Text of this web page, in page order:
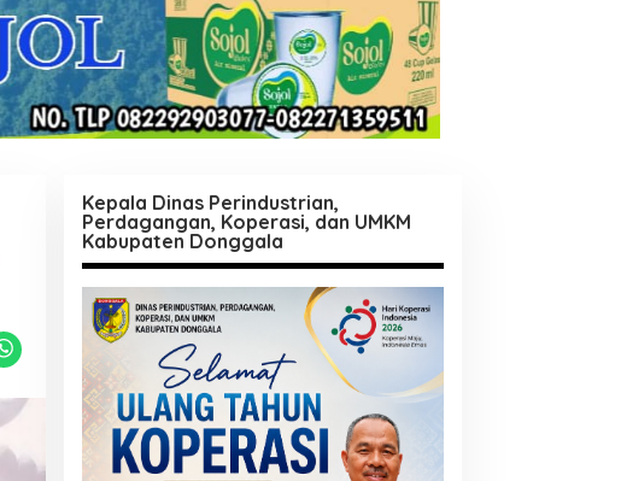
Kepala Dinas Perindustrian,
Perdagangan, Koperasi, dan UMKM
Kabupaten Donggala